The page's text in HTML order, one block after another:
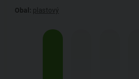
Obal: plastový